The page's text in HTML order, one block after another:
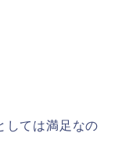
しては満足なの